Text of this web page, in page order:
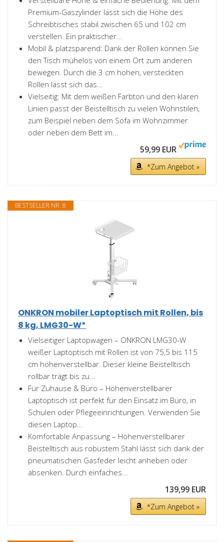
Premium-Gaszylinder lässt sich die Höhe des
Schreibtisches stabil zwischen 65 und 102 cm
verstellen. Ein praktischer...
Mobil & platzsparend: Dank der Rollen können Sie
den Tisch mühelos von einem Ort zum anderen
bewegen. Durch die 3 cm hohen, versteckten
Rollen lässt sich das...
Vielseitig: Mit dem weißen Farbton und den klaren
Linien passt der Beistelltisch zu vielen Wohnstilen,
zum Beispiel neben dem Sofa im Wohnzimmer
oder neben dem Bett im...
59,99 EUR
*Zum Angebot »
BESTSELLER NR. 8
ONKRON mobiler Laptoptisch mit Rollen, bis
8 kg, LMG30-W*
Vielseitiger Laptopwagen – ONKRON LMG30-W
weißer Laptoptisch mit Rollen ist von 75,5 bis 115
cm höhenverstellbar. Dieser kleine Beistelltisch
rollbar trägt bis zu...
Für Zuhause & Büro – Höhenverstellbarer
Laptoptisch ist perfekt für den Einsatz im Büro, in
Schulen oder Pflegeeinrichtungen. Verwenden Sie
diesen Laptop...
Komfortable Anpassung – Höhenverstellbarer
Beistelltisch aus robustem Stahl lässt sich dank der
pneumatischen Gasfeder leicht anheben oder
absenken. Durch einfaches...
139,99 EUR
*Zum Angebot »